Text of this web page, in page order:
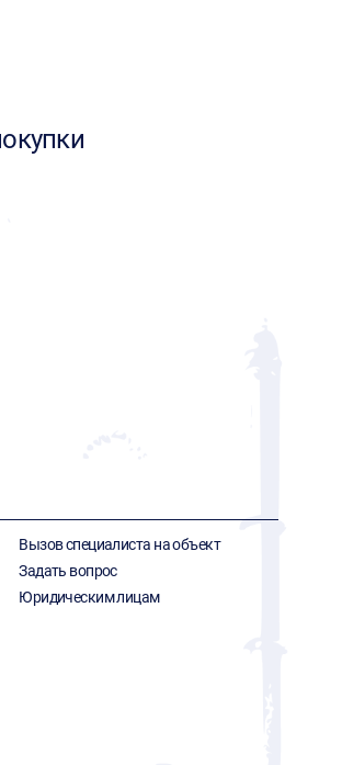
Вызов специалиста на объект
Задать вопрос
Юридическим лицам